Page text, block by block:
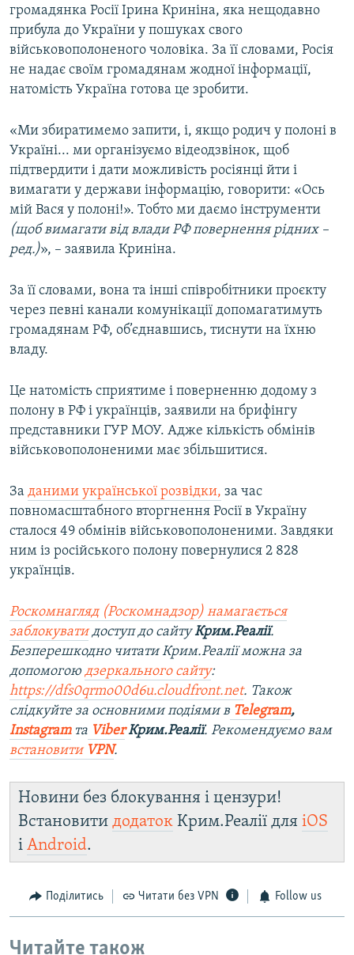
громадянка Росії Ірина Криніна, яка нещодавно
прибула до України у пошуках свого
військовополоненого чоловіка. За її словами, Росія
не надає своїм громадянам жодної інформації,
натомість Україна готова це зробити.
«Ми збиратимемо запити, і, якщо родич у полоні в
Україні... ми організуємо відеодзвінок, щоб
підтвердити і дати можливість росіянці йти і
вимагати у держави інформацію, говорити: «Ось
мій Вася у полоні!». Тобто ми даємо інструменти
(щоб вимагати від влади РФ повернення рідних –
ред.)», – заявила Криніна.
За її словами, вона та інші співробітники проєкту
через певні канали комунікації допомагатимуть
громадянам РФ, об’єднавшись, тиснути на їхню
владу.
Це натомість сприятиме і поверненню додому з
полону в РФ і українців, заявили на брифінгу
представники ГУР МОУ. Адже кількість обмінів
військовополоненими має збільшитися.
За даними української розвідки, за час
повномасштабного вторгнення Росії в Україну
сталося 49 обмінів військовополоненими. Завдяки
ним із російського полону повернулися 2 828
українців.
Роскомнагляд (Роскомнадзор) намагається
заблокуватидоступ до сайтуКрим.Реалії.
Безперешкодно читати Крим.Реалії можна за
допомогою дзеркального сайту:
https://dfs0qrmo00d6u.cloudfront.net. Також
слідкуйте за основними подіями в Telegram,
Instagramта ViberКрим.Реалії. Рекомендуємо вам
встановити VPN.
Новини без блокування і цензури!
Встановити додаток Крим.Реалії для iOS
і Android.
Поділитись Читати без VPN Follow us
Читайте також